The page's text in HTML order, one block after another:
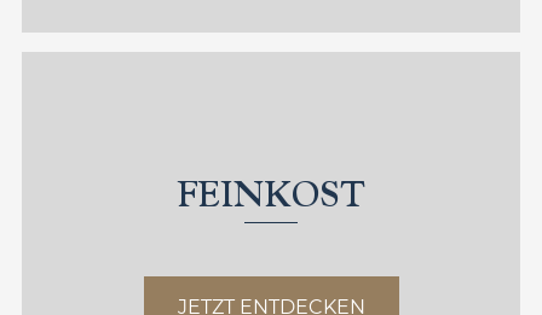
FEINKOST
JETZT ENTDECKEN